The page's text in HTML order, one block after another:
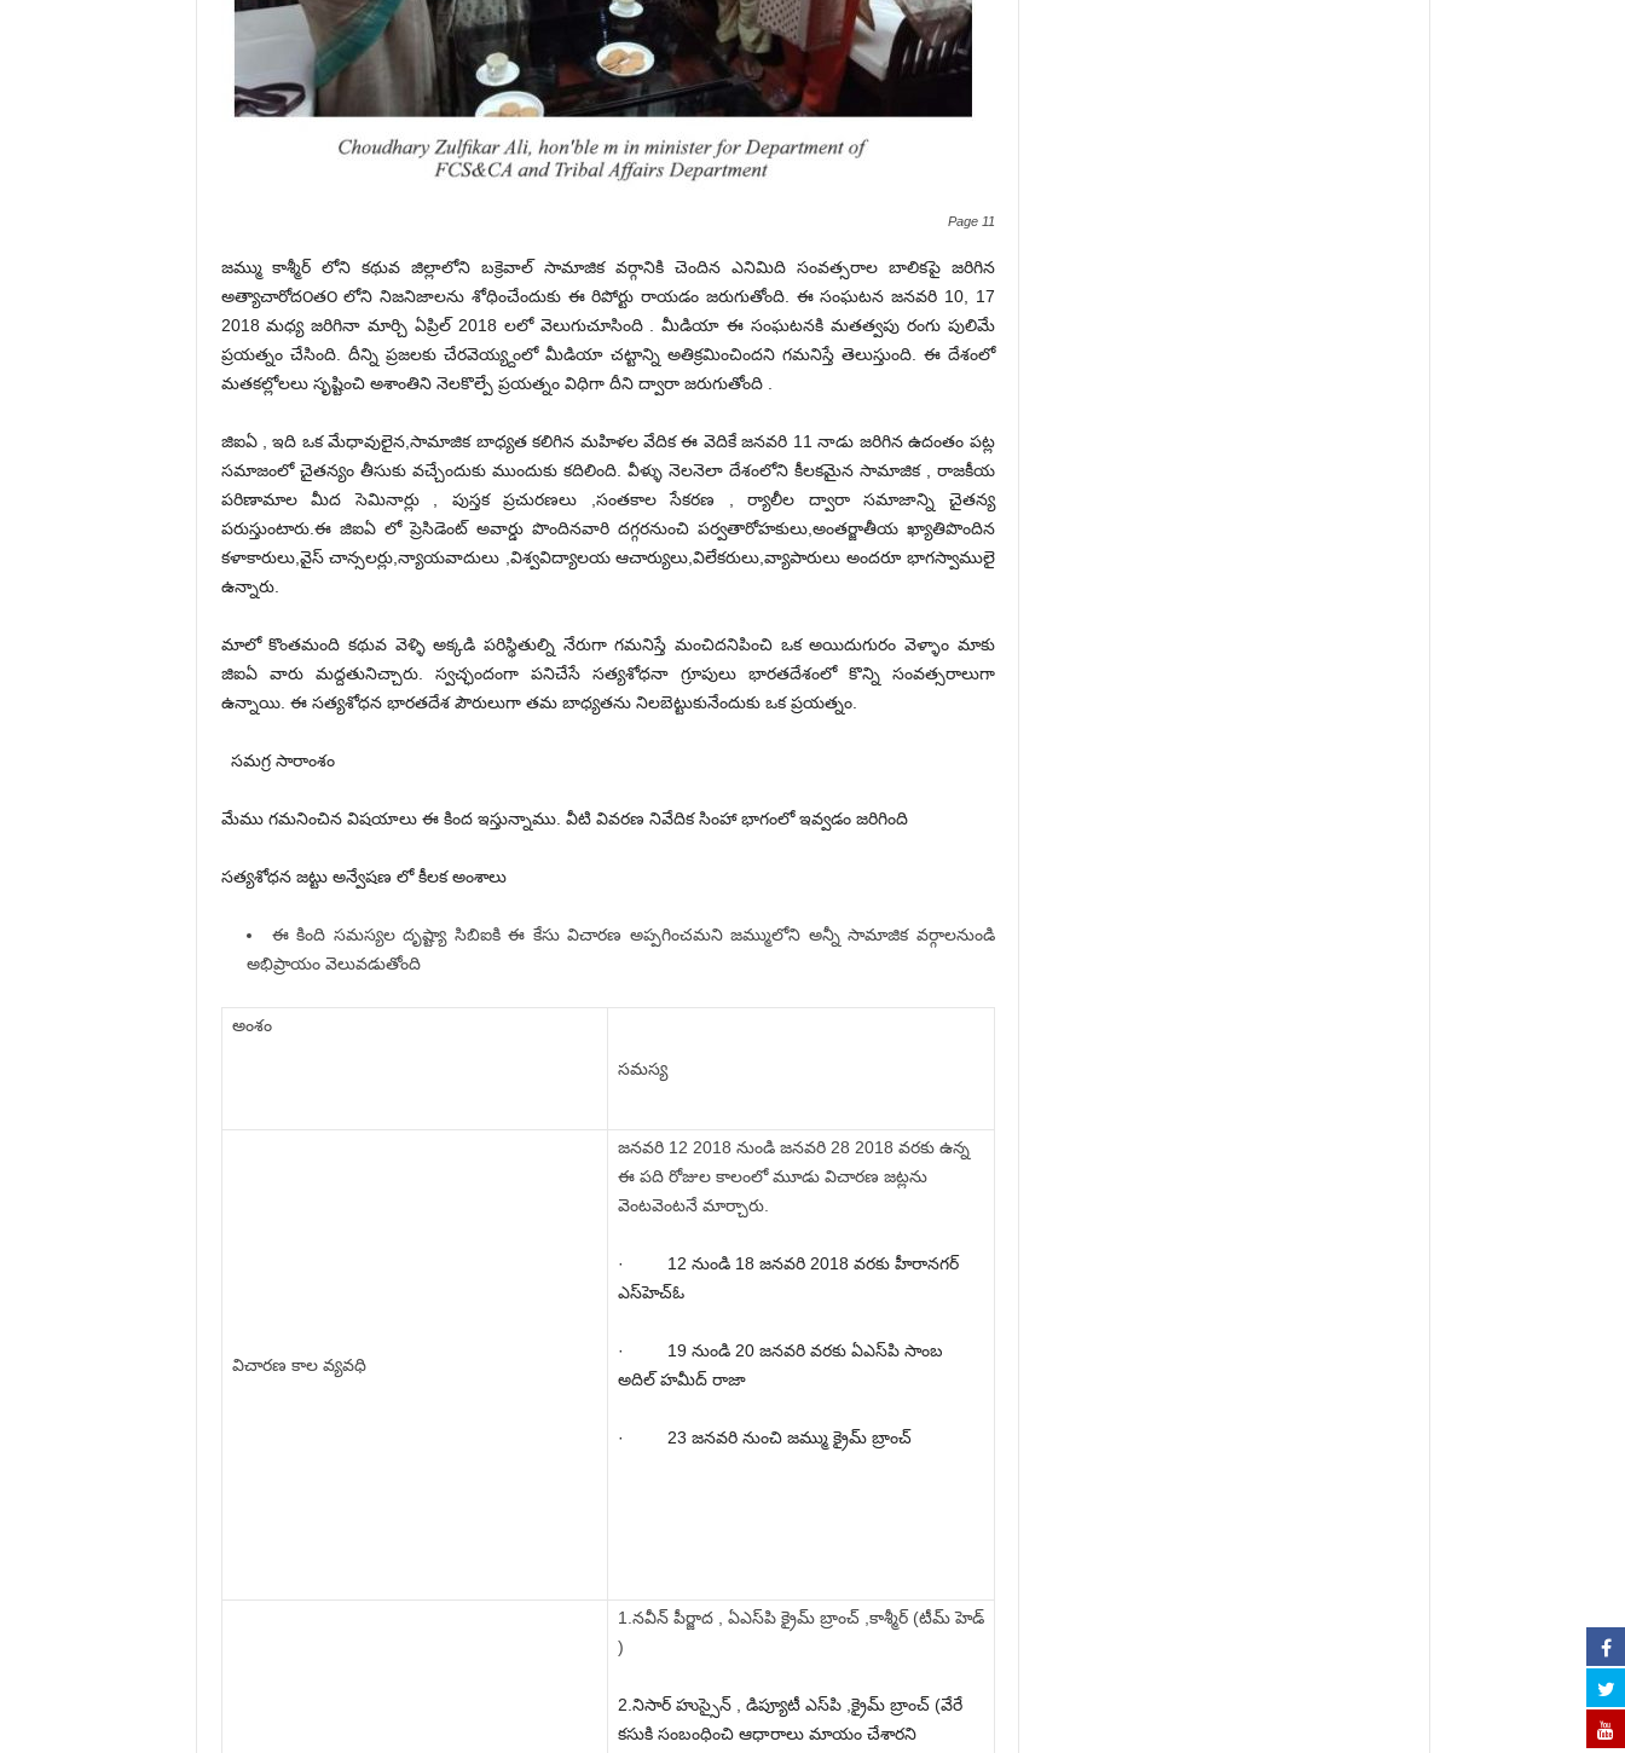
Page 11
జమ్ము కాశ్మీర్ లోని కథువ జిల్లాలోని బక్రెవాల్ సామాజిక వర్గానికి చెందిన ఎనిమిది సంవత్సరాల బాలికపై జరిగిన
అత్యాచారోద౦త౦ లోని నిజనిజాలను శోధించేందుకు ఈ రిపోర్టు రాయడం జరుగుతోంది. ఈ సంఘటన జనవరి 10, 17
2018 మధ్య జరిగినా మార్చి ఏప్రిల్ 2018 లలో వెలుగుచూసింది . మీడియా ఈ సంఘటనకి మతత్వపు రంగు పులిమే
ప్రయత్నం చేసింది. దీన్ని ప్రజలకు చేరవెయ్య్దంలో మీడియా చట్టాన్ని అతిక్రమించిందని గమనిస్తే తెలుస్తుంది. ఈ దేశంలో
మతకల్లోలలు సృష్టించి అశాంతిని నెలకొల్పే ప్రయత్నం విధిగా దీని ద్వారా జరుగుతోంది .
జి‌ఐ‌ఏ , ఇది ఒక మేధావులైన,సామాజిక బాధ్యత కలిగిన మహిళల వేదిక ఈ వెదికే జనవరి 11 నాడు జరిగిన ఉదంతం పట్ల
సమాజంలో చైతన్యం తీసుకు వచ్చేందుకు ముందుకు కదిలింది. వీళ్ళు నెలనెలా దేశంలోని కీలకమైన సామాజిక , రాజకీయ
పరిణామాల మీద సెమినార్లు , పుస్తక ప్రచురణలు ,సంతకాల సేకరణ , ర్యాలీల ద్వారా సమాజాన్ని చైతన్య
పరుస్తుంటారు.ఈ జి‌ఐ‌ఏ లో ప్రెసిడెంట్ అవార్డు పొందినవారి దగ్గరనుంచి పర్వతారోహకులు,అంతర్జాతీయ ఖ్యాతిపొందిన
కళాకారులు,వైస్ చాన్సలర్లు,న్యాయవాదులు ,విశ్వవిద్యాలయ ఆచార్యులు,విలేకరులు,వ్యాపారులు అందరూ భాగస్వాములై
ఉన్నారు.
మాలో కొంతమంది కథువ వెళ్ళి అక్కడి పరిస్థితుల్ని నేరుగా గమనిస్తే మంచిదనిపించి ఒక అయిదుగురం వెళ్ళాం మాకు
జి‌ఐ‌ఏ వారు మద్దతునిచ్చారు. స్వచ్ఛందంగా పనిచేసే సత్యశోధనా గ్రూపులు భారతదేశంలో కొన్ని సంవత్సరాలుగా
ఉన్నాయి. ఈ సత్యశోధన భారతదేశ పౌరులుగా తమ బాధ్యతను నిలబెట్టుకునేందుకు ఒక ప్రయత్నం.
సమగ్ర సారాంశం
మేము గమనించిన విషయాలు ఈ కింద ఇస్తున్నాము. వీటి వివరణ నివేదిక సింహా భాగంలో ఇవ్వడం జరిగింది
సత్యశోధన జట్టు అన్వేషణ లో కీలక అంశాలు
ఈ కింది సమస్యల దృష్ట్యా సి‌బి‌ఐకి ఈ కేసు విచారణ అప్పగించమని జమ్ములోని అన్నీ సామాజిక వర్గాలనుండి
అభిప్రాయం వెలువడుతోంది
అంశం
సమస్య
విచారణ కాల వ్యవధి
జనవరి 12 2018 నుండి జనవరి 28 2018 వరకు ఉన్న
ఈ పది రోజుల కాలంలో మూడు విచారణ జట్లను
వెంటవెంటనే మార్చారు.
· 12 నుండి 18 జనవరి 2018 వరకు హీరానగర్
ఎస్‌హెచ్‌ఓ
· 19 నుండి 20 జనవరి వరకు ఏ‌ఎస్‌పి సాంబ
అదిల్ హమీద్ రాజా
· 23 జనవరి నుంచి జమ్ము క్రైమ్ బ్రాంచ్
1.నవీన్ పీర్జాద , ఏ‌ఎస్‌పి క్రైమ్ బ్రాంచ్ ,కాశ్మీర్ (టీమ్ హెడ్
)
2.నిసార్ హుస్సైన్ , డిప్యూటీ ఎస్‌పి ,క్రైమ్ బ్రాంచ్ (వేరే
కసుకి సంబంధించి ఆధారాలు మాయం చేశారని